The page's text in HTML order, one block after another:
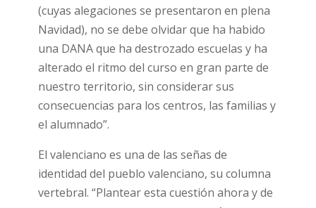
(cuyas alegaciones se presentaron en plena
Navidad), no se debe olvidar que ha habido
una DANA que ha destrozado escuelas y ha
alterado el ritmo del curso en gran parte de
nuestro territorio, sin considerar sus
consecuencias para los centros, las familias y
el alumnado”.
El valenciano es una de las señas de
identidad del pueblo valenciano, su columna
vertebral. “Plantear esta cuestión ahora y de